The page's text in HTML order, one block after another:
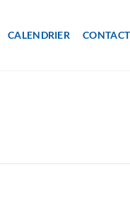
CALENDRIER CONTACT